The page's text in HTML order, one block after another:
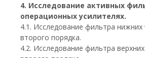
4. Исследование активных
операционных усилителях.
4.1. Исследование фильтра
второго порядка.
4.2. Исследование фильтра